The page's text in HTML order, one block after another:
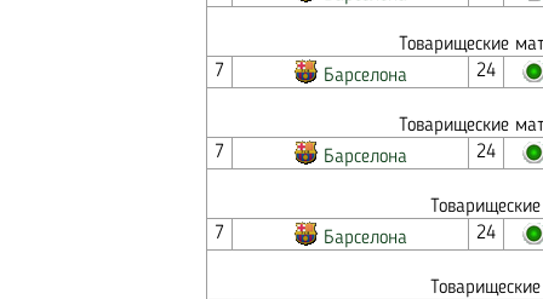
Товарищеские
7
Барселона 24
Товарищеские
7
Барселона 24
7
Барселона 24